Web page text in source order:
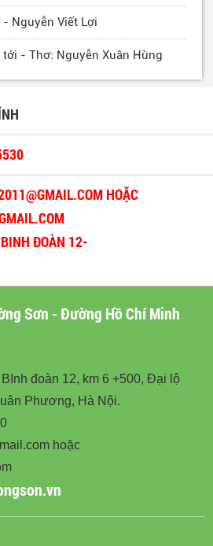
Nguyễn Viết Lợi
- Thơ: Nguyễn Xuân Hùng
HOẶC
ĐOÀN 12-
Sơn - Đường Hồ Chí Minh
đoàn 12, km 6 +500, Đại lộ
Phương, Hà Nội.
hoặc